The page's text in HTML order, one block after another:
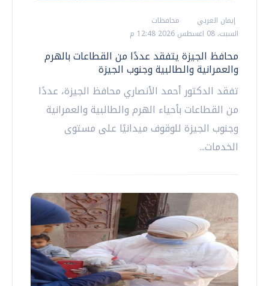
إيمان العربي
محافظات
السبت، 08 اغسطس 2026 12:48 م
محافظ الجيزة يتفقد عددًا من القطاعات بالهرم
والعمرانية والطالبية وجنوب الجيزة
تفقد الدكتور أحمد الأنصاري محافظ الجيزة، عددًا
من القطاعات بأحياء الهرم والطالبية والعمرانية
وجنوب الجيزة للوقوف ميدانيًا على مستوى
الخدمات...